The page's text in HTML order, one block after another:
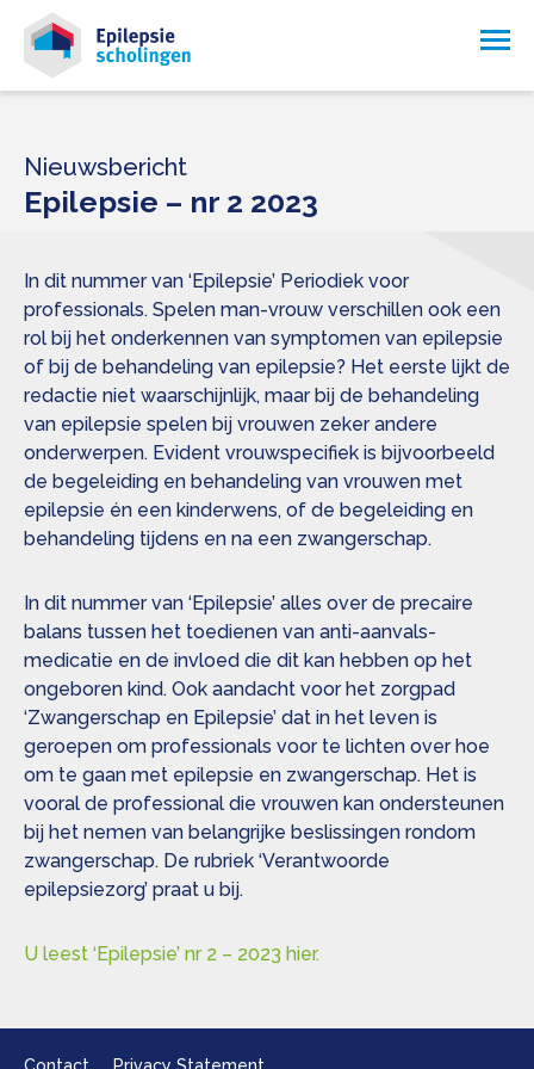
Nieuwsbericht
Epilepsie – nr 2 2023
In dit nummer van ‘Epilepsie’ Periodiek voor
professionals. Spelen man-vrouw verschillen ook een
rol bij het onderkennen van symptomen van epilepsie
of bij de behandeling van epilepsie? Het eerste lijkt de
redactie niet waarschijnlijk, maar bij de behandeling
van epilepsie spelen bij vrouwen zeker andere
onderwerpen. Evident vrouwspecifiek is bijvoorbeeld
de begeleiding en behandeling van vrouwen met
epilepsie én een kinderwens, of de begeleiding en
behandeling tijdens en na een zwangerschap.
In dit nummer van ‘Epilepsie’ alles over de precaire
balans tussen het toedienen van anti-aanvals-
medicatie en de invloed die dit kan hebben op het
ongeboren kind. Ook aandacht voor het zorgpad
‘Zwangerschap en Epilepsie’ dat in het leven is
geroepen om professionals voor te lichten over hoe
om te gaan met epilepsie en zwangerschap. Het is
vooral de professional die vrouwen kan ondersteunen
bij het nemen van belangrijke beslissingen rondom
zwangerschap. De rubriek ‘Verantwoorde
epilepsiezorg’ praat u bij.
U leest ‘Epilepsie’ nr 2 – 2023 hier.